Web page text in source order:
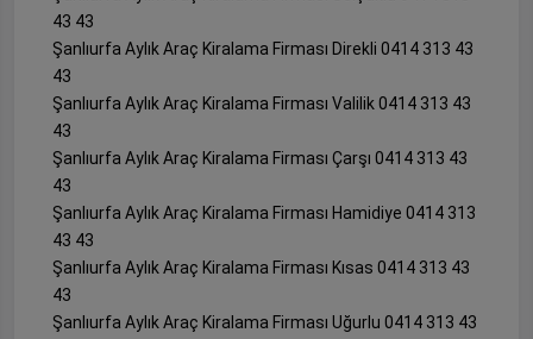
43 43
Şanlıurfa Aylık Araç Kiralama Firması Direkli 0414 313 43
43
Şanlıurfa Aylık Araç Kiralama Firması Valilik 0414 313 43
43
Şanlıurfa Aylık Araç Kiralama Firması Çarşı 0414 313 43
43
Şanlıurfa Aylık Araç Kiralama Firması Hamidiye 0414 313
43 43
Şanlıurfa Aylık Araç Kiralama Firması Kısas 0414 313 43
43
Şanlıurfa Aylık Araç Kiralama Firması Uğurlu 0414 313 43